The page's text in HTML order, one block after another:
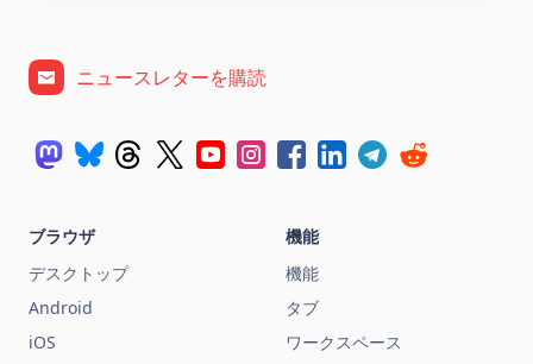
ニュースレターを購読
ブラウザ
デスクトップ
Android
iOS
機能
機能
タブ
ワークスペース